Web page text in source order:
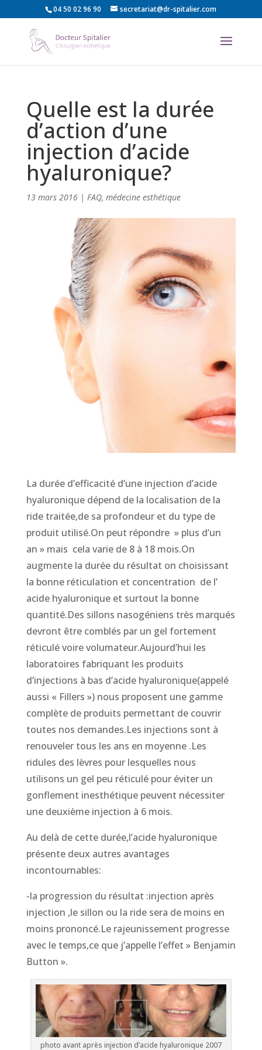
04 50 02 96 90 secretariat@dr-spitalier.com
Quelle est la durée
d’action d’une
injection d’acide
hyaluronique?
13 mars 2016| FAQ, médecine esthétique
La durée d’efficacité d’une injection d’acide
hyaluronique dépend de la localisation de la
ride traitée,de sa profondeur et du type de
produit utilisé.On peut répondre » plus d’un
an » mais cela varie de 8 à 18 mois.On
augmente la durée du résultat on choisissant
la bonne réticulation et concentration de l’
acide hyaluronique et surtout la bonne
quantité.Des sillons nasogéniens très marqués
devront être comblés par un gel fortement
réticulé voire volumateur.Aujourd’hui les
laboratoires fabriquant les produits
d’injections à bas d’acide hyaluronique(appelé
aussi « Fillers ») nous proposent une gamme
complète de produits permettant de couvrir
toutes nos demandes.Les injections sont à
renouveler tous les ans en moyenne .Les
ridules des lèvres pour lesquelles nous
utilisons un gel peu réticulé pour éviter un
gonflement inesthétique peuvent nécessiter
une deuxième injection à 6 mois.
Au delà de cette durée,l’acide hyaluronique
présente deux autres avantages
incontournables:
-la progression du résultat :injection après
injection ,le sillon ou la ride sera de moins en
moins prononcé.Le rajeunissement progresse
avec le temps,ce que j’appelle l’effet » Benjamin
Button ».
photo avant après injection d’acide hyaluronique 2007